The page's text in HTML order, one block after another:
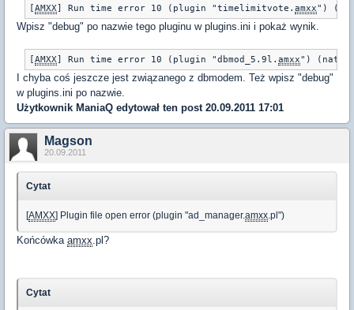
[AMXX] Run time error 10 (plugin "timelimitvote. amxx
Wpisz "debug" po nazwie tego pluginu w plugins.ini i pokaż wynik.
[AMXX] Run time error 10 (plugin "dbmod_5.9l. amxx") (native
I chyba coś jeszcze jest związanego z dbmodem. Też wpisz "debug"
w plugins.ini po nazwie.
Użytkownik ManiaQ edytował ten post 20.09.2011 17:01
Magson
20.09.2011
Cytat
[AMXX] Plugin file open error (plugin "ad_manager.amxx.pl")
Końcówka amxx.pl?
Cytat